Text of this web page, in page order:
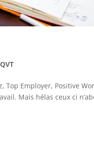
QVT
Top Employer, Positive
Mais hélas ceux ci